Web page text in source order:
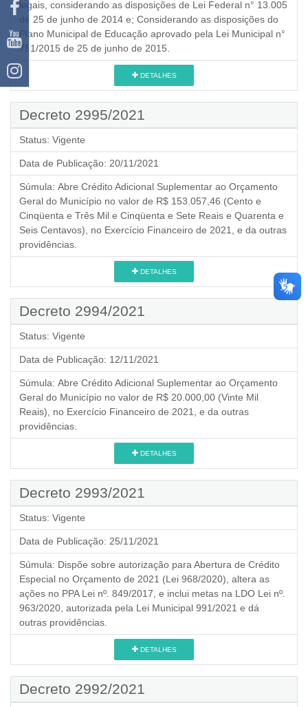
legais, considerando as disposições de Lei Federal n° 13.005
de 25 de junho de 2014 e; Considerando as disposições do
Plano Municipal de Educação aprovado pela Lei Municipal n°
751/2015 de 25 de junho de 2015.
DETALHES
Decreto 2995/2021
Status: Vigente
Data de Publicação: 20/11/2021
Súmula: Abre Crédito Adicional Suplementar ao Orçamento
Geral do Município no valor de R$ 153.057,46 (Cento e
Cinqüenta e Três Mil e Cinqüenta e Sete Reais e Quarenta e
Seis Centavos), no Exercício Financeiro de 2021, e da outras
providências.
DETALHES
Decreto 2994/2021
Status: Vigente
Data de Publicação: 12/11/2021
Súmula: Abre Crédito Adicional Suplementar ao Orçamento
Geral do Município no valor de R$ 20.000,00 (Vinte Mil
Reais), no Exercício Financeiro de 2021, e da outras
providências.
DETALHES
Decreto 2993/2021
Status: Vigente
Data de Publicação: 25/11/2021
Súmula: Dispõe sobre autorização para Abertura de Crédito
Especial no Orçamento de 2021 (Lei 968/2020), altera as
ações no PPA Lei nº. 849/2017, e inclui metas na LDO Lei nº.
963/2020, autorizada pela Lei Municipal 991/2021 e dá
outras providências.
DETALHES
Decreto 2992/2021